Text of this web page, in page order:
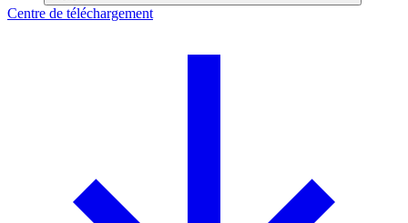
Centre de téléchargement